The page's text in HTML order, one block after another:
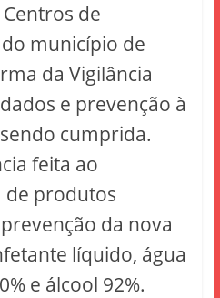
de
município de
da Vigilância
e prevenção à
cumprida.
feita ao
de produtos
da nova
líquido, água
e álcool 92%.